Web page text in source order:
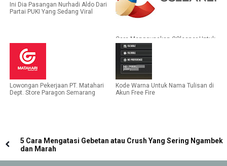
Ini Dia Pasangan Nurhadi Aldo Dari
Partai PUKI Yang Sedang Viral
Cara Menggunakan CCleaner Untuk
Menghapus Sampah di PC
Lowongan Pekerjaan PT. Matahari
Dept. Store Paragon Semarang
Kode Warna Untuk Nama Tulisan di
Akun Free Fire
5 Cara Mengatasi Gebetan atau Crush Yang Sering Ngambek
dan Marah